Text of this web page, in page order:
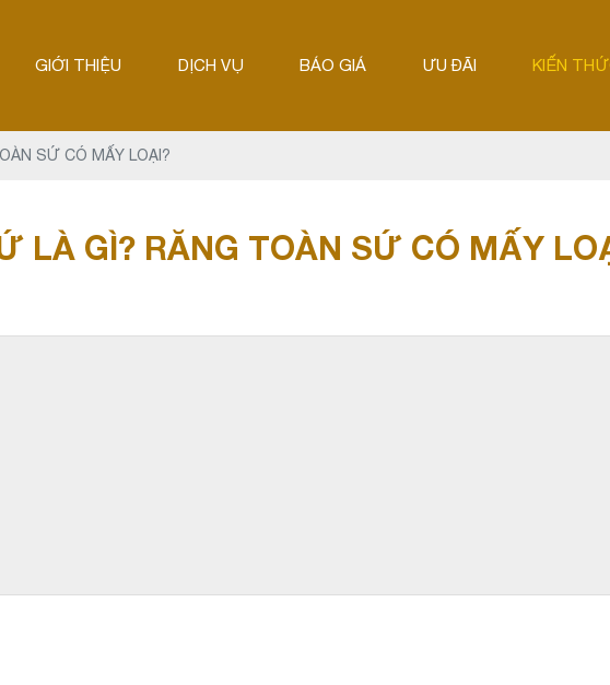
GIỚI THIỆU DỊCH VỤ BÁO GIÁ ƯU ĐÃI KIẾN
SỨ CÓ MẤY LOẠI?
LÀ GÌ? RĂNG TOÀN SỨ CÓ MẤY